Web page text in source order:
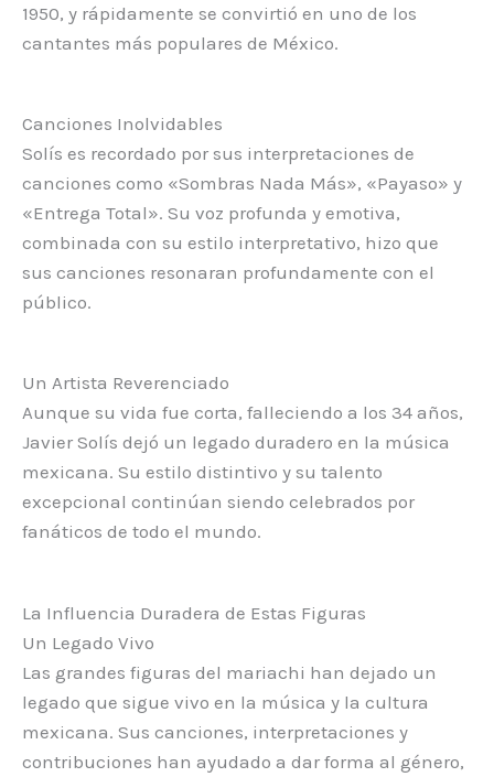
1950, y rápidamente se convirtió en uno de los
cantantes más populares de México.
Canciones Inolvidables
Solís es recordado por sus interpretaciones de
canciones como «Sombras Nada Más», «Payaso» y
«Entrega Total». Su voz profunda y emotiva,
combinada con su estilo interpretativo, hizo que
sus canciones resonaran profundamente con el
público.
Un Artista Reverenciado
Aunque su vida fue corta, falleciendo a los 34 años,
Javier Solís dejó un legado duradero en la música
mexicana. Su estilo distintivo y su talento
excepcional continúan siendo celebrados por
fanáticos de todo el mundo.
La Influencia Duradera de Estas Figuras
Un Legado Vivo
Las grandes figuras del mariachi han dejado un
legado que sigue vivo en la música y la cultura
mexicana. Sus canciones, interpretaciones y
contribuciones han ayudado a dar forma al género,